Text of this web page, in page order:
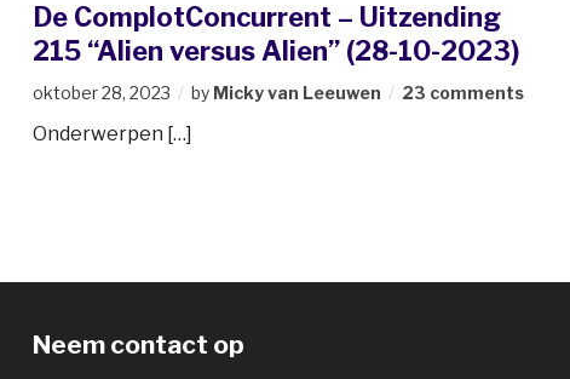
De ComplotConcurrent – Uitzending
215 “Alien versus Alien” (28-10-2023)
oktober 28, 2023 by Micky van Leeuwen 23 comments
Onderwerpen […]
Neem contact op